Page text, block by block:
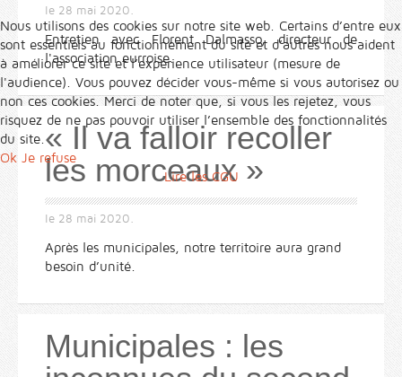
le 28 mai 2020.
Entretien avec Florent Dalmasso, directeur de
l'association eurroise.
« Il va falloir recoller
les morceaux »
le 28 mai 2020.
Après les municipales, notre territoire aura grand
besoin d’unité.
Municipales : les
Nous utilisons des cookies sur notre site web. Certains d’entre eux
sont essentiels au fonctionnement du site et d’autres nous aident
à améliorer ce site et l’expérience utilisateur (mesure de
l'audience). Vous pouvez décider vous-même si vous autorisez ou
non ces cookies. Merci de noter que, si vous les rejetez, vous
risquez de ne pas pouvoir utiliser l’ensemble des fonctionnalités
du site.
Ok Je refuse
Lire les CGU